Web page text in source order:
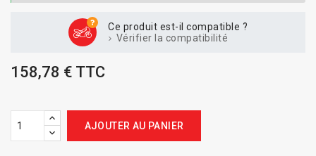
Ce produit est-il compatible ?
Vérifier la compatibilité
158,78 € TTC
AJOUTER AU PANIER